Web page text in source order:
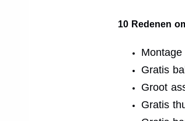
10 Redenen
Gratis
Groot
Gratis